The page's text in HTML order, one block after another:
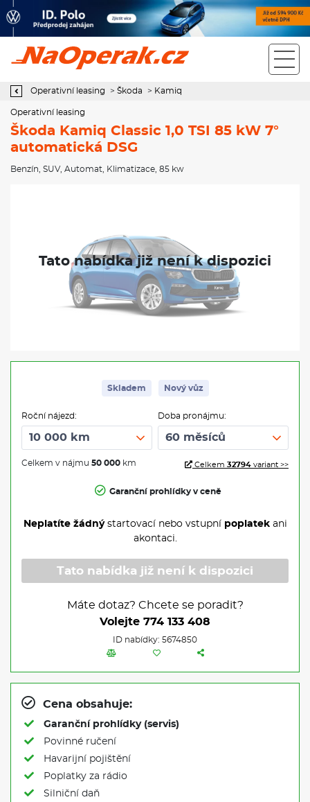
Operativní leasing Škoda Kamiq Classic 1,0 TSI 85 kW 7°
Operativní leasing > Škoda > Kamiq
Operativní leasing
Škoda Kamiq Classic 1,0 TSI 85 kW 7°
automatická DSG
Benzín SUV, Automat Klimatizace , 85 kw
Skladem Nový vůz
Roční nájezd:
Celkem v nájmu 50 000 km
Doba pronájmu:
Celkem 32794 variant >>
Garanční prohlídky v ceně
Neplatíte žádnýstartovací nebo vstupní poplatekani
akontaci.
Tato nabídka již není k dispozici
Máte dotaz? Chcete se poradit?
Volejte 774 133 408
ID nabídky: 5674850
Cena obsahuje:
Garanční prohlídky (servis)
Povinné ručení
Havarijní pojištění
Poplatky za rádio
Silniční daň